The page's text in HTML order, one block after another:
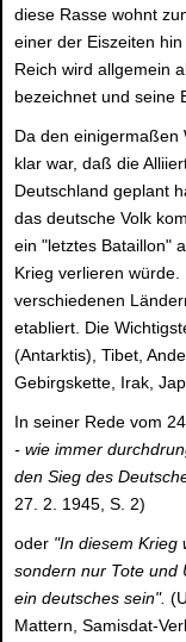
diese Rasse wohnt
einer der Eiszeiten
Reich wird allgemein
bezeichnet und seine
Da den einigermaßen
klar war, daß die
Deutschland geplant
das deutsche Volk
ein "letztes Bataillon"
Krieg verlieren
verschiedenen
etabliert. Die
(Antarktis), Tibet,
Gebirgskette, Irak,
In seiner Rede vom
- wie immer
den Sieg des
27. 2. 1945, S. 2)
oder "In diesem Krieg
sondern nur Tote und
ein deutsches sein".
Mattern, Samisdat-